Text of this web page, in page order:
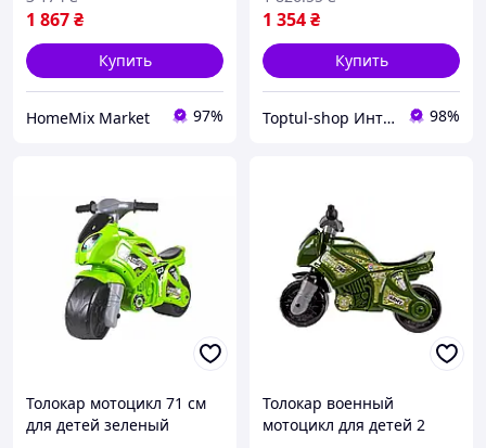
1 867₴
Купить
HomeMix Market 97%
1 354₴
Купить
Toptul-shop Интернет магазин 98%
Толокар мотоцикл 71 см
для детей зеленый
Толокар военный
мотоцикл для детей 2